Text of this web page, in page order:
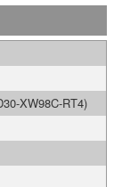
XW98C-RT4)